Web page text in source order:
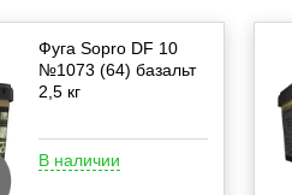
Фуга Sopro DF 10
№1073 (64) базальт
2,5 кг
В наличии